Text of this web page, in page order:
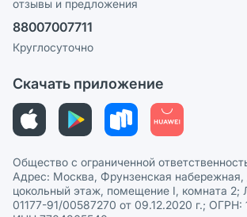
Ваши товары на ЕАПТЕКЕ
Политика конфиденциальности
Пользовательское соглашение
Политика рекомендаций
Этика и соответствие
Политика в отношении обработки
отзывы и предложения
88007007711
Круглосуточно
Скачать приложение
Общество с ограниченной
Адрес: Москва, Фрунзенская набережная,
цокольный этаж, помещение I, комната 2;
01177-91/00587270 от 09.12.2020 г.; ОГРН: